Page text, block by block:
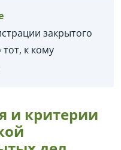
закрытого
к кому
и критерии